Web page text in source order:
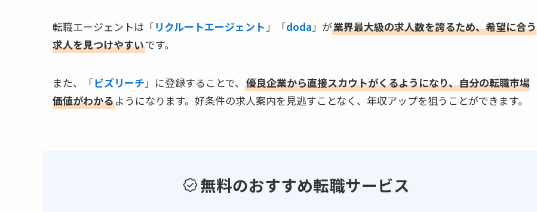
転職エージェントは「リクルートエージェント 」「doda 」が業界最大級の求人数を誇るため、希望に合う
求人を見つけやすいです。
また、「ビズリーチ 」に登録することで、 優良企業から直接スカウトがくるようになり、自分の転職市場
価値がわかるようになります。好条件の求人案内を見逃すことなく、年収アップを狙うことができます。
無料のおすすめ転職サービス